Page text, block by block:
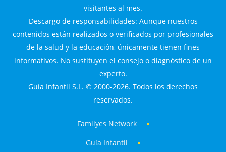
visitantes al mes.
Descargo de responsabilidades: Aunque nuestros
contenidos están realizados o verificados por profesionales
de la salud y la educación, únicamente tienen fines
informativos. No sustituyen el consejo o diagnóstico de un
experto.
Guía Infantil S.L. © 2000-2026. Todos los derechos
reservados.
Familyes Network
Guía Infantil